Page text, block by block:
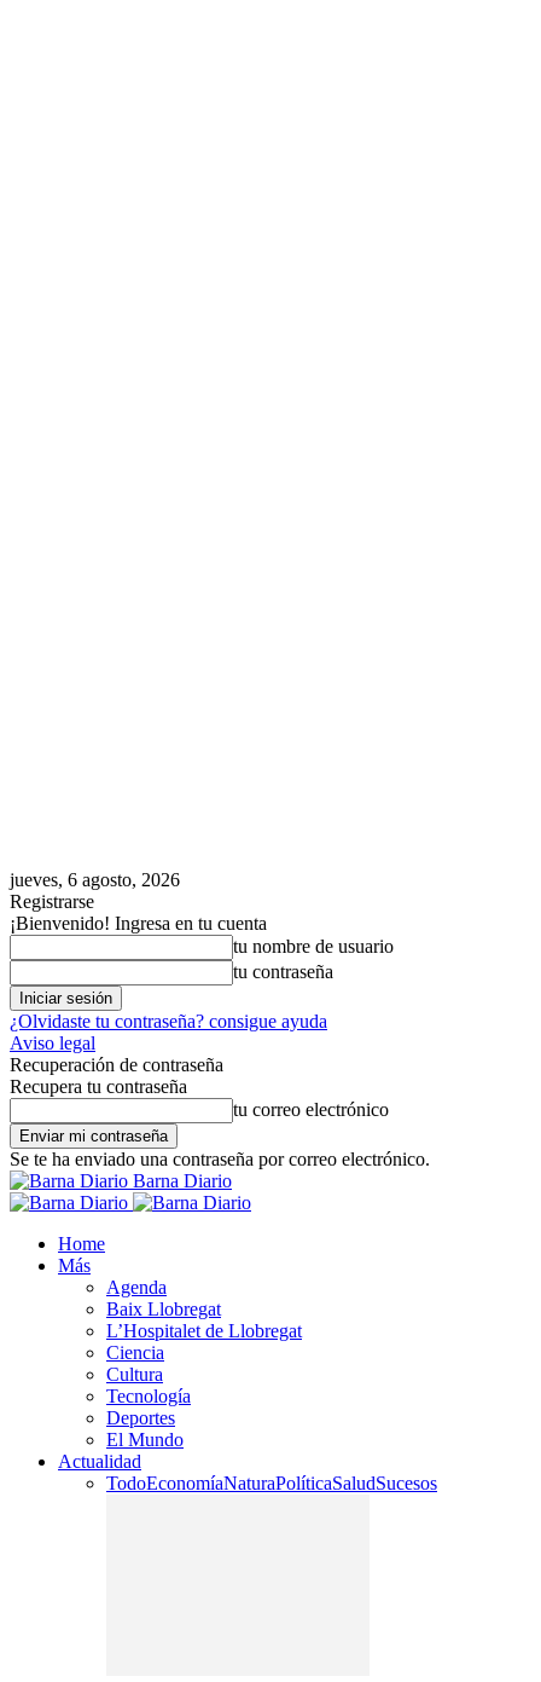
jueves, 6 agosto, 2026
Registrarse
¡Bienvenido! Ingresa en tu cuenta
tu nombre de usuario
tu contraseña
¿Olvidaste tu contraseña? consigue ayuda
Aviso legal
Recuperación de contraseña
Recupera tu contraseña
tu correo electrónico
Se te ha enviado una contraseña por correo electrónico.
Barna Diario
Home
Más
Agenda
Baix Llobregat
L’Hospitalet de Llobregat
Ciencia
Cultura
Tecnología
Deportes
El Mundo
Actualidad
TodoEconomíaNaturaPolíticaSaludSucesos